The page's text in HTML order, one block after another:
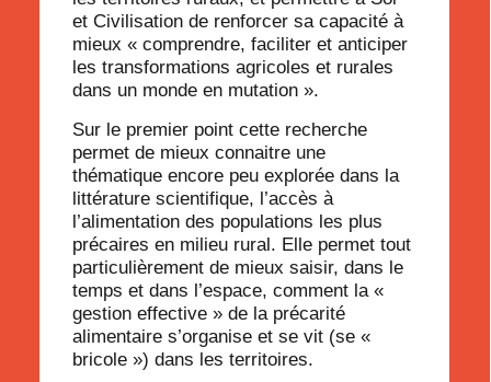
et Civilisation de renforcer sa capacité à
mieux « comprendre, faciliter et anticiper
les transformations agricoles et rurales
dans un monde en mutation ».
Sur le premier point cette recherche
permet de mieux connaitre une
thématique encore peu explorée dans la
littérature scientifique, l’accès à
l’alimentation des populations les plus
précaires en milieu rural. Elle permet tout
particulièrement de mieux saisir, dans le
temps et dans l’espace, comment la «
gestion effective » de la précarité
alimentaire s’organise et se vit (se «
bricole ») dans les territoires.